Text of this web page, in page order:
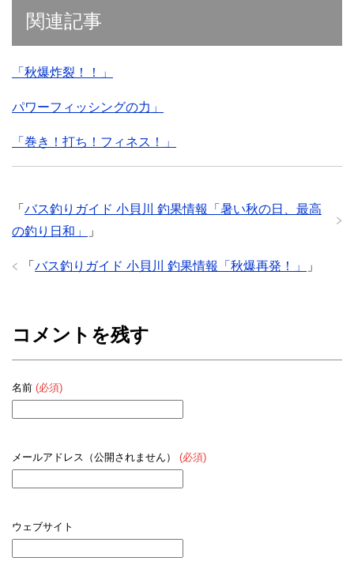
関連記事
「秋爆炸裂！！」
パワーフィッシングの力」
「巻き！打ち！フィネス！」
「 バス釣りガイド 小貝川 釣果情報「暑い秋の日、最高
の釣り日和」
」
「 バス釣りガイド 小貝川 釣果情報「秋爆再発！」 」
コメントを残す
名前 (必須)
メールアドレス（公開されません） (必須)
ウェブサイト